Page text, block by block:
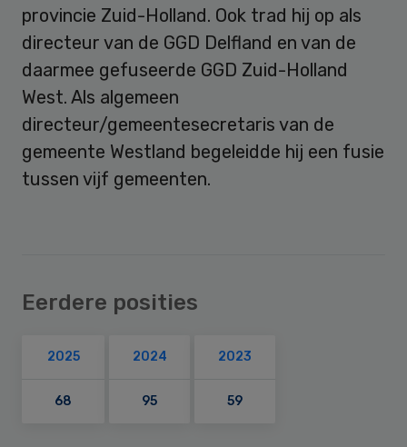
provincie Zuid-Holland. Ook trad hij op als
directeur van de GGD Delfland en van de
daarmee gefuseerde GGD Zuid-Holland
West. Als algemeen
directeur/gemeentesecretaris van de
gemeente Westland begeleidde hij een fusie
tussen vijf gemeenten.
Eerdere posities
2025
68
2024
95
2023
59